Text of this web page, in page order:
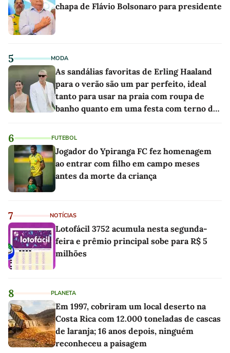
chapa de Flávio Bolsonaro para presidente
5 MODA
As sandálias favoritas de Erling Haaland
para o verão são um par perfeito, ideal
tanto para usar na praia com roupa de
banho quanto em uma festa com terno de
6 FUTEBOL
Jogador do Ypiranga FC fez homenagem
ao entrar com filho em campo meses
antes da morte da criança
7 NOTÍCIAS
Lotofácil 3752 acumula nesta segunda-
feira e prêmio principal sobe para R$ 5
milhões
8 PLANETA
Em 1997, cobriram um local deserto na
Costa Rica com 12.000 toneladas de cascas
de laranja; 16 anos depois, ninguém
reconheceu a paisagem